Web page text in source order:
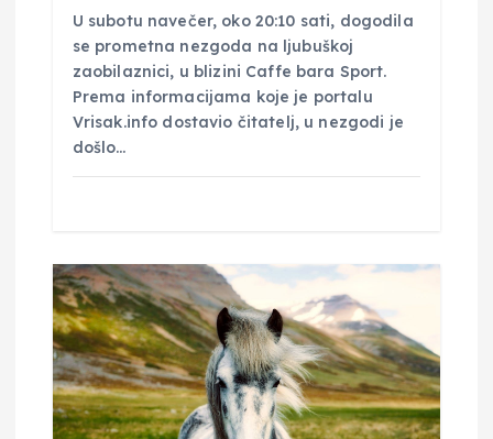
U subotu navečer, oko 20:10 sati, dogodila
se prometna nezgoda na ljubuškoj
zaobilaznici, u blizini Caffe bara Sport.
Prema informacijama koje je portalu
Vrisak.info dostavio čitatelj, u nezgodi je
došlo…